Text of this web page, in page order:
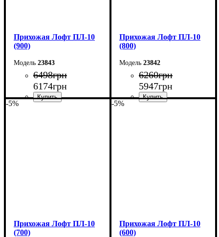
Прихожая Лофт ПЛ-10
(900)
23843
6498грн
6174грн
Прихожая Лофт ПЛ-10
(800)
23842
6260грн
5947грн
-5%
Прихожая Лофт ПЛ-10
(700)
-5%
Прихожая Лофт ПЛ-10
(600)